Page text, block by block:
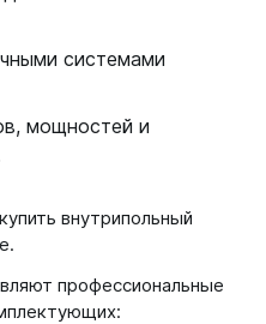
системами
мощностей и
внутрипольный
профессиональные